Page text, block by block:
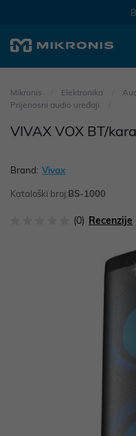
Mikronis Elektronika
Prijenosni audio uređaji
VIVAX VOX BT/
Brand: Vivax
Kataloški broj:BS-1000
(0) Recenzije